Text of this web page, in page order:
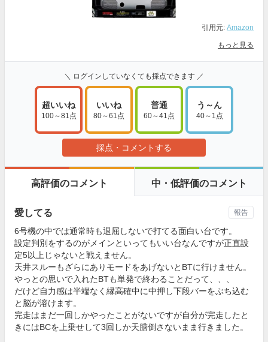
引用元: Amazon
もっと見る
＼ ログインしていなくても採点できます ／
超いいね
100～81点
いいね
80～61点
普通
60～41点
う～ん
40～1点
採点・コメントする
高評価のコメント 中・低評価のコメント
愛してる
6号機の中では通常時も退屈しないで打てる面白い台です。
設定判別をするのがメインといってもいい台なんですが正直設
定5以上じゃないと戦えません。
天井スルーもざらにありモードをあげないとBTに行けません。
やっとの思いで入れたBTも単発で終わることだって、、、
だけど自力感は半端なく縁高確中に中押し下段バーをぶち込む
と脳が溶けます。
完走はまだ一回しかやったことがないですが自分が完走したと
きにはBCを上乗せして3回しか天膳倒さないまま行きました。
報告